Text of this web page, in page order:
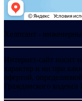
Хелпсант -
Интернет-сайт носит
характер и ни при
офертой,
Гражданского